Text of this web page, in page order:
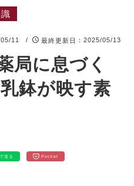
05/11 / 最終更新日 ：2025/05/13
局に息づく
鉢が映す素
送る Pocket